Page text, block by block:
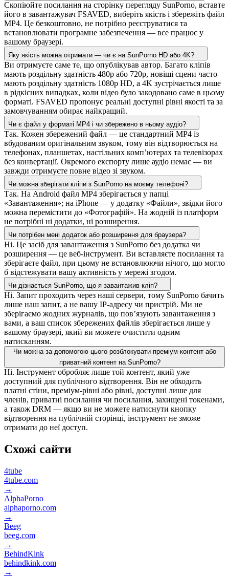
Скопіюйте посилання на сторінку перегляду SunPorno, вставте
його в завантажувач FSAVED, виберіть якість і збережіть файл
MP4. Це безкоштовно, не потрібно реєструватися та
встановлювати програмне забезпечення — все працює у
вашому браузері.
Яку якість можна отримати — чи є на SunPorno HD або 4K?
Ви отримуєте саме те, що опублікував автор. Багато кліпів
мають роздільну здатність 480p або 720p, новіші сцени часто
мають роздільну здатність 1080p HD, а 4K зустрічається лише
в рідкісних випадках, коли відео було закодовано саме в цьому
форматі. FSAVED пропонує реальні доступні рівні якості та за
замовчуванням обирає найкращий.
Чи є файл у форматі MP4 і чи збережено в ньому аудіо?
Так. Кожен збережений файл — це стандартний MP4 із
вбудованим оригінальним звуком, тому він відтворюється на
телефонах, планшетах, настільних комп’ютерах та телевізорах
без конвертації. Окремого експорту лише аудіо немає — ви
завжди отримуєте повне відео зі звуком.
Чи можна зберігати кліпи з SunPorno на моєму телефоні?
Так. На Android файл MP4 зберігається у папці
«Завантаження»; на iPhone — у додатку «Файли», звідки його
можна перемістити до «Фотографій». На жодній із платформ
не потрібні ні додатки, ні розширення.
Чи потрібен мені додаток або розширення для браузера?
Ні. Це засіб для завантаження з SunPorno без додатка чи
розширення — це веб-інструмент. Ви вставляєте посилання та
зберігаєте файл, при цьому не встановлюючи нічого, що могло
б відстежувати вашу активність у мережі згодом.
Чи дізнається SunPorno, що я завантажив кліп?
Ні. Запит проходить через наші сервери, тому SunPorno бачить
лише наш запит, а не вашу IP-адресу чи пристрій. Ми не
зберігаємо жодних журналів, що пов’язують завантаження з
вами, а ваш список збережених файлів зберігається лише у
вашому браузері, який ви можете очистити одним
натисканням.
Чи можна за допомогою цього розблокувати преміум-контент або
приватний контент на SunPorno?
Ні. Інструмент обробляє лише той контент, який уже
доступний для публічного відтворення. Він не обходить
платні стіни, преміум-рівні або рівні, доступні лише для
членів, приватні посилання чи посилання, захищені токенами,
а також DRM — якщо ви не можете натиснути кнопку
відтворення на публічній сторінці, інструмент не зможе
отримати до неї доступ.
Схожі сайти
4tube
4tube.com
→
AlphaPorno
alphaporno.com
→
Beeg
beeg.com
→
BehindKink
behindkink.com
→